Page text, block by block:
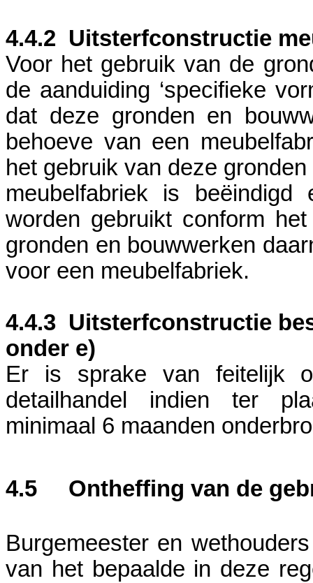
4.4.2 Uitsterfconstructie
Voor het gebruik van de
de aanduiding ‘specifieke
dat deze gronden en
behoeve van een
het gebruik van deze
meubelfabriek is
worden gebruikt conform
gronden en bouwwerken
voor een meubelfabriek.
4.4.3 Uitsterfconstructie
onder e)
Er is sprake van feitelijk
detailhandel indien ter
minimaal 6 maanden
4.5 Ontheffing van de
Burgemeester en
van het bepaalde in deze